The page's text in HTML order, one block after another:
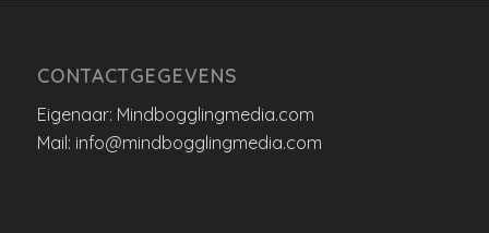
CONTACTGEGEVENS
Eigenaar: Mindbogglingmedia.com
Mail: info@mindbogglingmedia.com